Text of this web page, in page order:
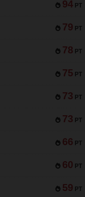
94 PT
79 PT
78 PT
75 PT
73 PT
73 PT
66 PT
60 PT
59 PT